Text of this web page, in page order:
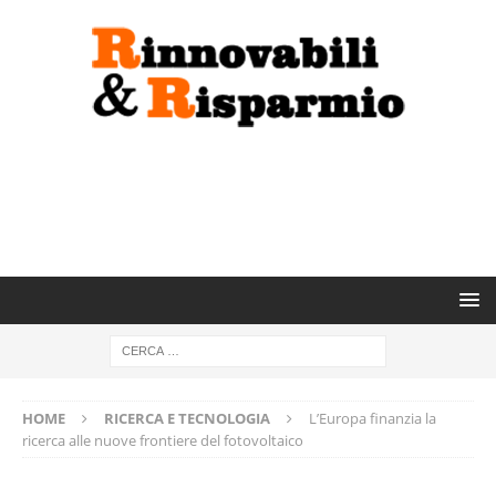
HOME RICERCA E TECNOLOGIA
L’Europa finanzia la
ricerca alle nuove frontiere del fotovoltaico